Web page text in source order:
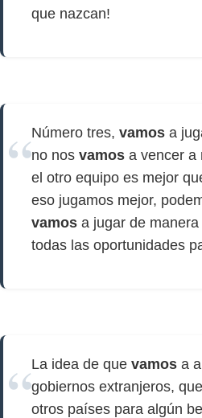
que nazcan!
Número tres, vamos a
no nos vamos a vencer a
el otro equipo es mejor
eso jugamos mejor,
vamos a jugar de
todas las oportunidades
La idea de que vamos a
gobiernos extranjeros, que
otros países para algún